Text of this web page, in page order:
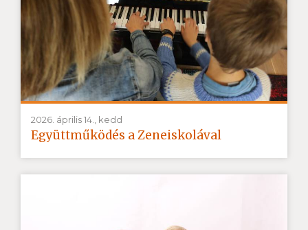
2026. április 14., kedd
Együttműködés a Zeneiskolával